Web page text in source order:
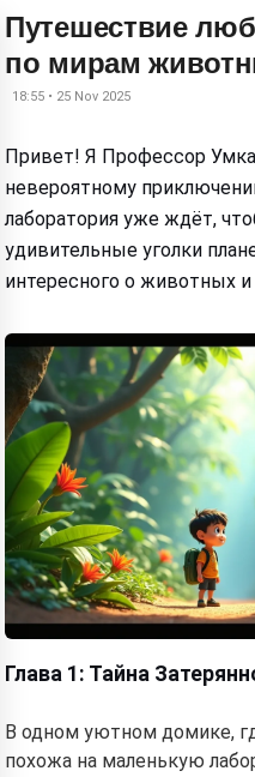
Путешествие
по мирам
18:55 • 25 Nov 2025
Привет! Я Профессор
невероятному
лаборатория уже ждёт,
удивительные уголки
интересного о животных
Глава 1: Тайна
В одном уютном домике,
похожа на маленькую